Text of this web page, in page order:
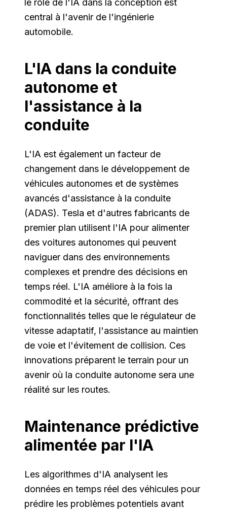
le rôle de l'IA dans la conception est
central à l'avenir de l'ingénierie
automobile.
L'IA dans la conduite
autonome et
l'assistance à la
conduite
L'IA est également un facteur de
changement dans le développement de
véhicules autonomes et de systèmes
avancés d'assistance à la conduite
(ADAS). Tesla et d'autres fabricants de
premier plan utilisent l'IA pour alimenter
des voitures autonomes qui peuvent
naviguer dans des environnements
complexes et prendre des décisions en
temps réel. L'IA améliore à la fois la
commodité et la sécurité, offrant des
fonctionnalités telles que le régulateur de
vitesse adaptatif, l'assistance au maintien
de voie et l'évitement de collision. Ces
innovations préparent le terrain pour un
avenir où la conduite autonome sera une
réalité sur les routes.
Maintenance prédictive
alimentée par l'IA
Les algorithmes d'IA analysent les
données en temps réel des véhicules pour
prédire les problèmes potentiels avant